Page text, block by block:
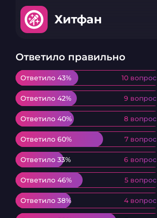
Хитфан
Ответило правильно
Ответило 43% 10 вопрос
Ответило 43% 10 вопрос
Ответило 42% 9 вопрос
Ответило 42% 9 вопрос
Ответило 40% 8 вопрос
Ответило 40% 8 вопрос
Ответило 60% 7 вопрос
Ответило 60% 7 вопрос
Ответило 33% 6 вопрос
Ответило 33% 6 вопрос
Ответило 46% 5 вопрос
Ответило 46% 5 вопрос
Ответило 38% 4 вопрос
Ответило 38% 4 вопрос